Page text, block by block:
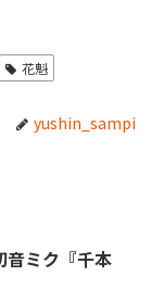
花魁
yushin_sampi
ミク『千本